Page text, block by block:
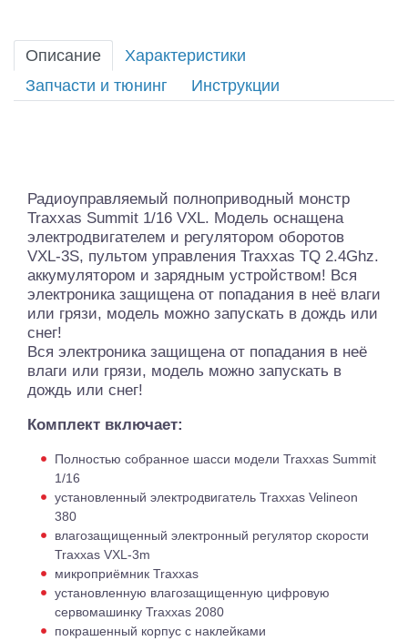
Оптовая продажа запчастей для моделей
Описание
Характеристики
Запчасти и тюнинг
Инструкции
Радиоуправляемый полноприводный монстр
Traxxas Summit 1/16 VXL. Модель оснащена
электродвигателем и регулятором оборотов
VXL-3S, пультом управления Traxxas TQ 2.4Ghz.
аккумулятором и зарядным устройством! Вся
электроника защищена от попадания в неё влаги
или грязи, модель можно запускать в дождь или
снег!
Вся электроника защищена от попадания в неё
влаги или грязи, модель можно запускать в
дождь или снег!
Комплект включает:
Полностью собранное шасси модели Traxxas Summit
1/16
установленный электродвигатель Traxxas Velineon
380
влагозащищенный электронный регулятор скорости
Traxxas VXL-3m
микроприёмник Traxxas
установленную влагозащищенную цифровую
сервомашинку Traxxas 2080
покрашенный корпус с наклейками